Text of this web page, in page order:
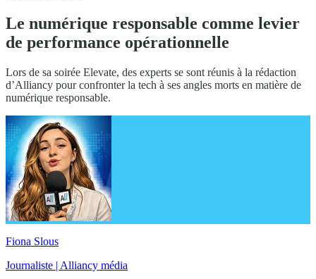
Le numérique responsable comme levier
de performance opérationnelle
Lors de sa soirée Elevate, des experts se sont réunis à la rédaction
d’Alliancy pour confronter la tech à ses angles morts en matière de
numérique responsable.
Fiona Slous
Journaliste | Alliancy média